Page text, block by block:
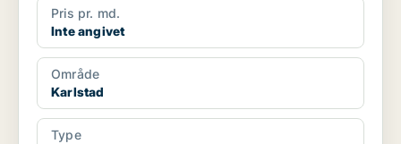
Pris pr. md.
Inte angivet
Område
Karlstad
Type